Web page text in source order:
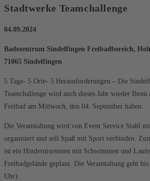
Stadtwerke Teamchallenge
04.09.2024
Badezentrum Sindelfingen Freibadbereich,
71065 Sindelfingen
5 Tage- 5 Orte- 5 Herausforderungen – Die
Teamchallenge wird auch dieses Jahr wieder
Freibad am Mittwoch, den 04. September haben.
Die Veranstaltung wird von Event Service Stahl
organisiert und soll Spaß mit Sport verbinden.
ist ein Hindernisrennen mit Schwimmen und
Freibadgelände geplant. Die Veranstaltung geht
Uhr).